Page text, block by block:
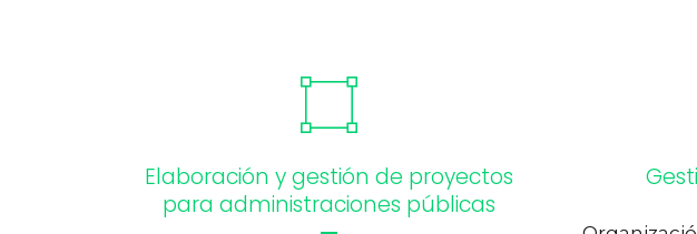
Elaboración y gestión de proyectos
para administraciones públicas